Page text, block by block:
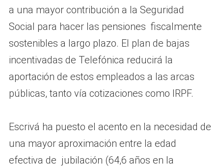
a una mayor contribución a la Seguridad
Social para hacer las pensiones fiscalmente
sostenibles a largo plazo. El plan de bajas
incentivadas de Telefónica reducirá la
aportación de estos empleados a las arcas
públicas, tanto vía cotizaciones como IRPF.
Escrivá ha puesto el acento en la necesidad de
una mayor aproximación entre la edad
efectiva de jubilación (64,6 años en la